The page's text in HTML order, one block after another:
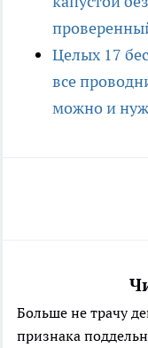
Целых 17
все
можно и
Больше не трачу
признака